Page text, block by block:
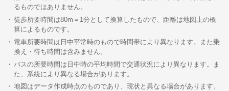
るものではありません。
徒歩所要時間は80m＝1分として換算したもので、距離は地図上の概
算によるものです。
電車所要時間は日中平常時のもので時間帯により異なります。また乗
換え・待ち時間は含みません。
バスの所要時間は日中時の平均時間で交通状況により異なります。ま
た、系統により異なる場合があります。
地図はデータ作成時点のものであり、現状と異なる場合があります。